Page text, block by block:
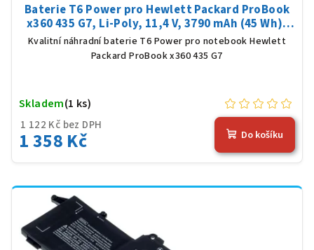
Baterie T6 Power pro Hewlett Packard ProBook
x360 435 G7, Li-Poly, 11,4 V, 3790 mAh (45 Wh),
černá
Kvalitní náhradní baterie T6 Power pro notebook Hewlett
Packard ProBook x360 435 G7
1 122 Kč bez DPH
1 358 Kč
Skladem(1 ks)
Do košíku